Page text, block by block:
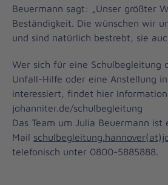
Beuermann sagt: „Unser größter
Beständigkeit. Die wünschen wir
und sind natürlich bestrebt, sie
Wer sich für eine Schulbegleitung
Unfall-Hilfe oder eine Anstellung
interessiert, findet hier
johanniter.de/schulbegleitung
Das Team um Julia Beuermann ist
Mail
telefonisch unter 0800-5885888.